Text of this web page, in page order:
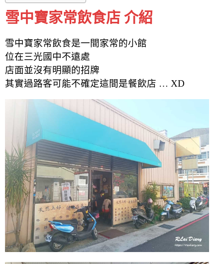
雪中寶家常飲食店 介紹
雪中寶家常飲食是一間家常的小館
位在三光國中不遠處
店面並沒有明顯的招牌
其實過路客可能不確定這間是餐飲店 … XD